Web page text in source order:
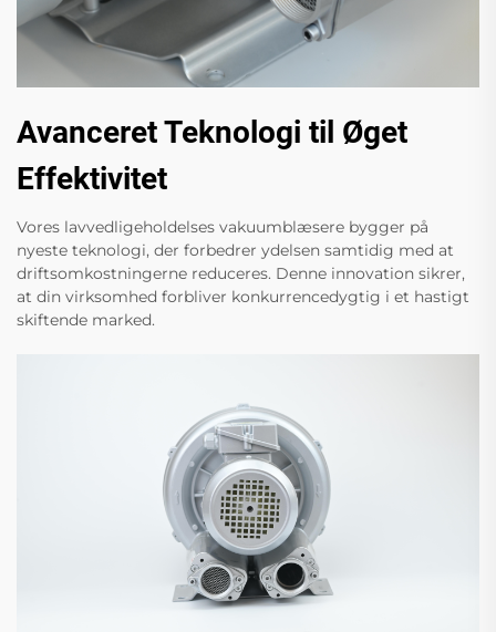
Avanceret Teknologi til Øget
Effektivitet
Vores lavvedligeholdelses vakuumblæsere bygger på
nyeste teknologi, der forbedrer ydelsen samtidig med at
driftsomkostningerne reduceres. Denne innovation sikrer,
at din virksomhed forbliver konkurrencedygtig i et hastigt
skiftende marked.